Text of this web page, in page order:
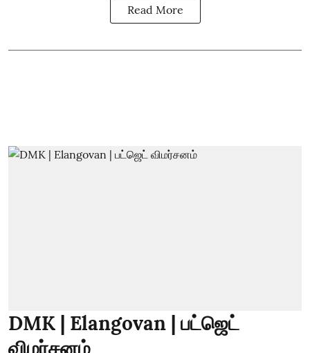
Read More
DMK | Elangovan | பட்ஜெட்